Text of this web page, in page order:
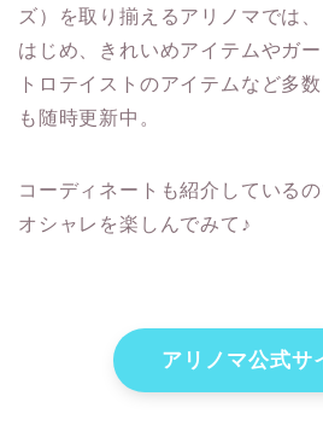
ズ）を取り揃えるアリノマでは
はじめ、きれいめアイテムやガ
トロテイストのアイテムなど多
も随時更新中。
コーディネートも紹介している
オシャレを楽しんでみて♪
アリノマ公式サ